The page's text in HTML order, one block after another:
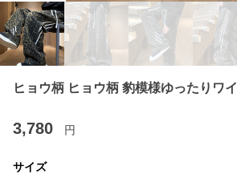
ヒョウ柄 ヒョウ柄 豹模様ゆったりワ
3,780 円
サイズ